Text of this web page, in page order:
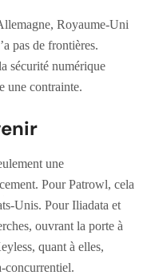
Royaume-Uni
pas de frontières.
sécurité numérique
une contrainte.
une
Pour Patrowl, cela
Unis. Pour Iliadata et
ouvrant la porte à
quant à elles,
concurrentiel.